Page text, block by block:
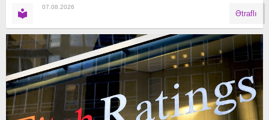
07.08.2026
Ətraflı